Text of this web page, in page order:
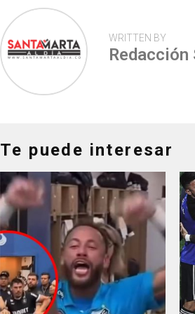
WRITTEN BY
Redacción
Te puede interesar